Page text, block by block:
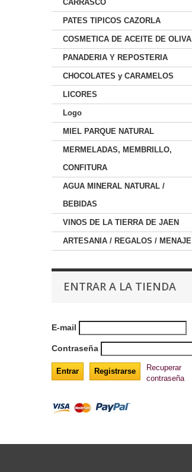
CARRASCO
PATES TIPICOS CAZORLA
COSMETICA DE ACEITE DE OLIVA
PANADERIA Y REPOSTERIA
CHOCOLATES y CARAMELOS
LICORES
Logo
MIEL PARQUE NATURAL
MERMELADAS, MEMBRILLO,
CONFITURA
AGUA MINERAL NATURAL /
BEBIDAS
VINOS DE LA TIERRA DE JAEN
ARTESANIA / REGALOS / MENAJE
ENTRAR A LA TIENDA
E-mail
Contraseña
Recuperar
contraseña